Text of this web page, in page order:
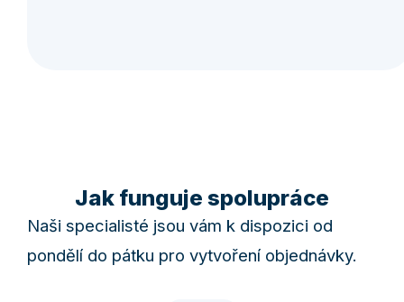
Jak funguje spolupráce
Naši specialisté jsou vám k dispozici od
pondělí do pátku pro vytvoření objednávky.